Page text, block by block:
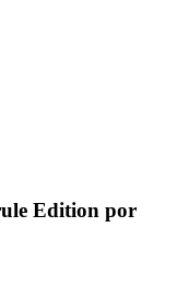
Edition por